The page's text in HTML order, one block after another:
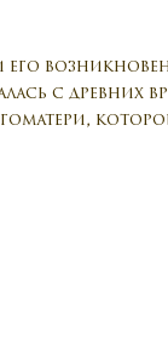
с древних